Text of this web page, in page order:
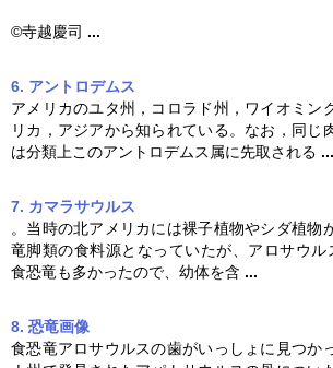
©寺越慶司 ...
6. アントロデムス
アメリカのユタ州，コロラド州，ワイオミン
リカ，アジアから知られている。なお，同じ
は分類上このアントロデムス属に先取される ...
7. カマラサウルス
。当時の北アメリカには裸子植物やシダ植物
竜脚類の食料源となっていたが、 アロサウル
食恐竜も多かったので、幼体を含 ...
8. 恐竜画像
食恐竜アロサウルスの歯がいっしょに見つか